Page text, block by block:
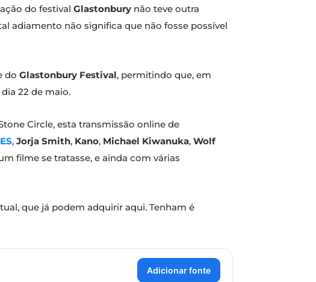
do festival Glastonbury não teve outra
adiamento não significa que não fosse possível
do Glastonbury Festival, permitindo que, em
22 de maio.
Circle, esta transmissão online de
, Jorja Smith, Kano, Michael Kiwanuka, Wolf
filme se tratasse, e ainda com várias
que já podem adquirir aqui. Tenham é
Adicionar fonte